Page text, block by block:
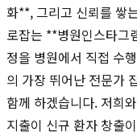
화**, 그리고 신뢰를 쌓
로잡는 **병원인스타그
정을 병원에서 직접 수
의 가장 뛰어난 전문가
함께 하겠습니다. 저희
지출이 신규 환자 창출